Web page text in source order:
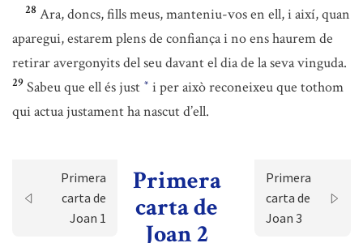
28 Ara, doncs, fills meus, manteniu-vos en ell, i així, quan
aparegui, estarem plens de confiança i no ens haurem de
retirar avergonyits del seu davant el dia de la seva vinguda.
29 Sabeu que ell és just * i per això reconeixeu que tothom
qui actua justament ha nascut d’ell.
Primera
carta de
Joan 1
Primera
carta de
Joan 2
Primera
carta de
Joan 3